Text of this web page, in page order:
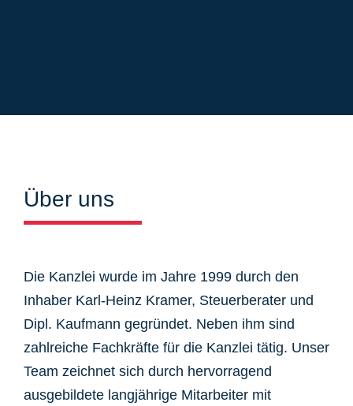
Über uns
Die Kanzlei wurde im Jahre 1999 durch den
Inhaber Karl-Heinz Kramer, Steuerberater und
Dipl. Kaufmann gegründet. Neben ihm sind
zahlreiche Fachkräfte für die Kanzlei tätig. Unser
Team zeichnet sich durch hervorragend
ausgebildete langjährige Mitarbeiter mit